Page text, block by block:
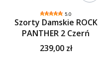
5.0
Szorty Damskie ROCK
PANTHER 2 Czerń
239,00 zł